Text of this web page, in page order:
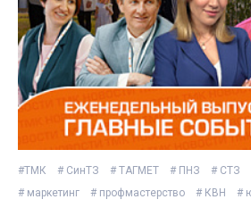
#ТМК # СинТЗ # ТАГМЕТ # ПНЗ # СТЗ
# маркетинг
# профмастерство # КВН #